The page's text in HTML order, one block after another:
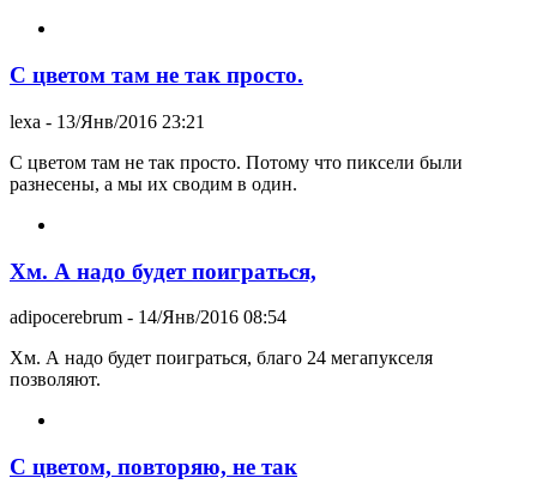
С цветом там не так просто.
lexa - 13/Янв/2016 23:21
С цветом там не так просто. Потому что пиксели были
разнесены, а мы их сводим в один.
Хм. А надо будет поиграться,
adipocerebrum - 14/Янв/2016 08:54
Хм. А надо будет поиграться, благо 24 мегапукселя
позволяют.
C цветом, повторяю, не так